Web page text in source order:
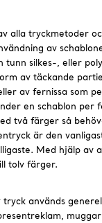
alla tryckmetoder
av
tunn silkes-, eller
av täckande
av fernissa som
en schablon per
två färger så
är den
Med hjälp av
tolv färger.
tryck används